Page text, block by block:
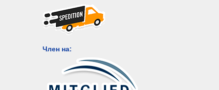
Член на: